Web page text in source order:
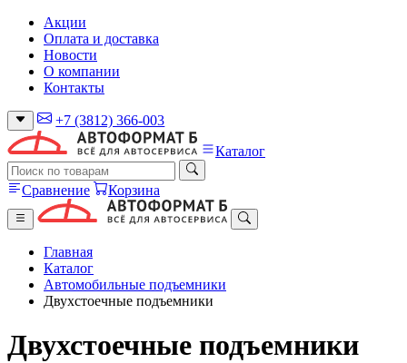
Акции
Оплата и доставка
Новости
О компании
Контакты
+7 (3812) 366-003
Каталог
Сравнение Корзина
Главная
Каталог
Автомобильные подъемники
Двухстоечные подъемники
Двухстоечные подъемники